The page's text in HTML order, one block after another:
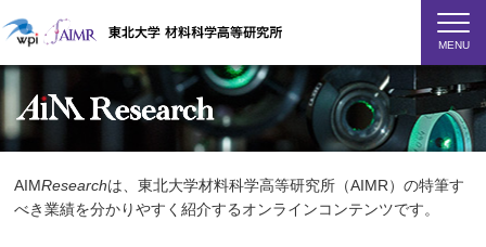
MENU
AIMResearchは、東北大学材料科学高等研究所（AIMR）の特筆す
べき業績を分かりやすく紹介するオンラインコンテンツです。